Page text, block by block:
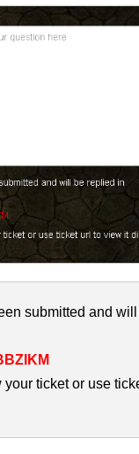
submitted and
your ticket or use